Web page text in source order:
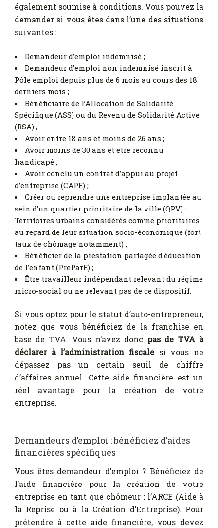
également soumise à conditions. Vous pouvez la
demander si vous êtes dans l’une des situations
suivantes :
Demandeur d’emploi indemnisé ;
Demandeur d’emploi non indemnisé inscrit à
Pôle emploi depuis plus de 6 mois au cours des 18
derniers mois ;
Bénéficiaire de l’Allocation de Solidarité
Spécifique (ASS) ou du Revenu de Solidarité Active
(RSA) ;
Avoir entre 18 ans et moins de 26 ans ;
Avoir moins de 30 ans et être reconnu
handicapé ;
Avoir conclu un contrat d’appui au projet
d’entreprise (CAPE) ;
Créer ou reprendre une entreprise implantée au
sein d’un quartier prioritaire de la ville (QPV) :
Territoires urbains considérés comme prioritaires
au regard de leur situation socio-économique (fort
taux de chômage notamment) ;
Bénéficier de la prestation partagée d’éducation
de l’enfant (PreParE) ;
Être travailleur indépendant relevant du régime
micro-social ou ne relevant pas de ce dispositif.
Si vous optez pour le statut d’auto-entrepreneur,
notez que vous bénéficiez de la franchise en
base de TVA. Vous n’avez donc pas de TVA à
déclarer à l’administration fiscale si vous ne
dépassez pas un certain seuil de chiffre
d’affaires annuel. Cette aide financière est un
réel avantage pour la création de votre
entreprise.
Demandeurs d’emploi : bénéficiez d’aides
financières spécifiques
Vous êtes demandeur d’emploi ? Bénéficiez de
l’aide financière pour la création de votre
entreprise en tant que chômeur : l’ARCE (Aide à
la Reprise ou à la Création d’Entreprise). Pour
prétendre à cette aide financière, vous devez